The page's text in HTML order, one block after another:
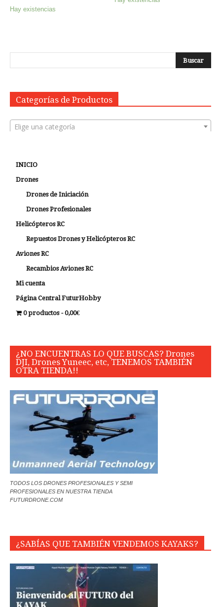
Hay existencias
Categorías de Productos
Elige una categoría
INICIO
Drones
Drones de Iniciación
Drones Profesionales
Helicópteros RC
Repuestos Drones y Helicópteros RC
Aviones RC
Recambios Aviones RC
Mi cuenta
Página Central FuturHobby
0 productos
0,00€
¿NO ENCUENTRAS LO QUE BUSCAS? Drones
DJI, Drones Yuneec, etc, TENEMOS TAMBIÉN
OTRA TIENDA!!
TODOS LOS DRONES PROFESIONALES Y SEMI
PROFESIONALES EN NUESTRA TIENDA
FUTURDRONE.COM
¿SABÍAS QUE TAMBIÉN VENDEMOS KAYAKS?